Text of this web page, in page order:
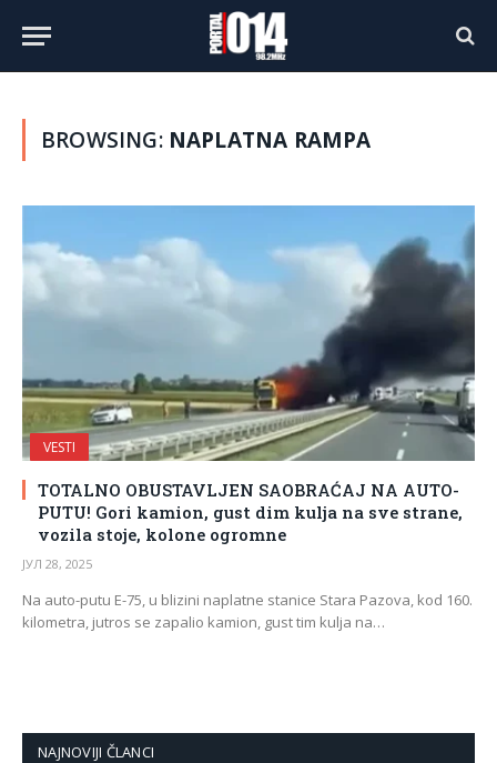
BROWSING: NAPLATNA RAMPA
VESTI
TOTALNO OBUSTAVLJEN SAOBRAĆAJ NA AUTO-
PUTU! Gori kamion, gust dim kulja na sve strane,
vozila stoje, kolone ogromne
ЈУЛ 28, 2025
Na auto-putu E-75, u blizini naplatne stanice Stara Pazova, kod 160.
kilometra, jutros se zapalio kamion, gust tim kulja na…
NAJNOVIJI ČLANCI